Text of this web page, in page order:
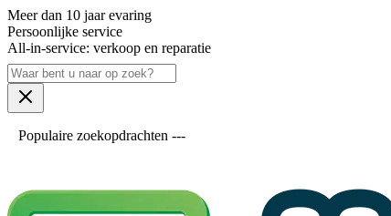
Meer dan 10 jaar evaring
Persoonlijke service
All-in-service: verkoop en reparatie
Populaire zoekopdrachten ---